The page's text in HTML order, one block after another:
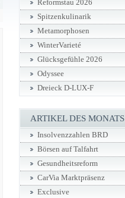
Reformstau 2026
Spitzenkulinarik
Metamorphosen
WinterVarieté
Glücksgefühle 2026
Odyssee
Dreieck D-LUX-F
ARTIKEL DES MONATS
Insolvenzzahlen BRD
Börsen auf Talfahrt
Gesundheitsreform
CarVia Marktpräsenz
Exclusive